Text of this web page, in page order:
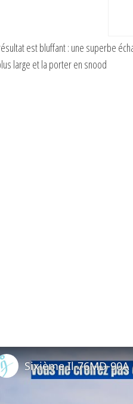
est bluffant : une superbe
large et la porter en snood